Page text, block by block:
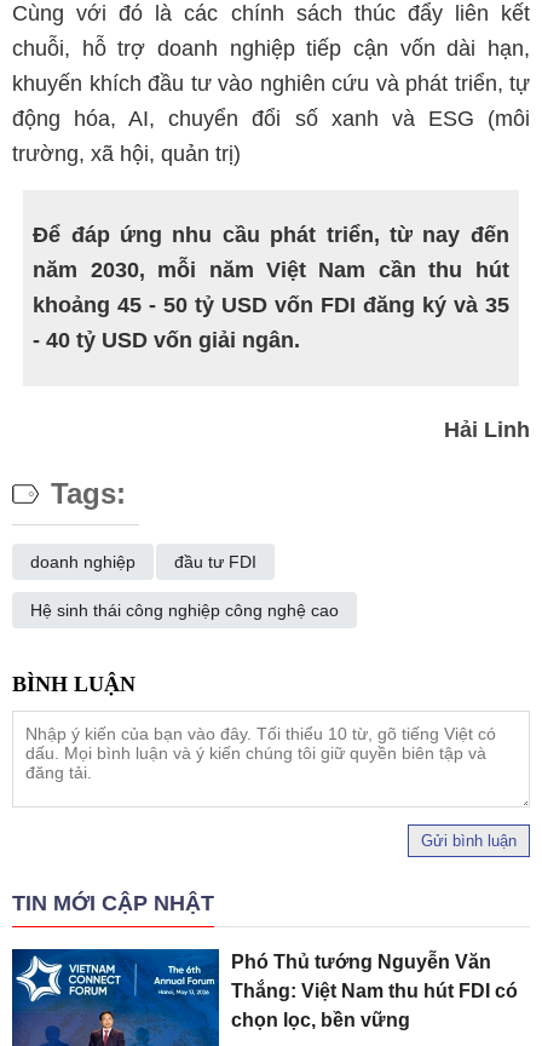
Cùng với đó là các chính sách thúc đẩy liên kết
chuỗi, hỗ trợ doanh nghiệp tiếp cận vốn dài hạn,
khuyến khích đầu tư vào nghiên cứu và phát triển, tự
động hóa, AI, chuyển đổi số xanh và ESG (môi
trường, xã hội, quản trị)
Để đáp ứng nhu cầu phát triển, từ nay đến
năm 2030, mỗi năm Việt Nam cần thu hút
khoảng 45 - 50 tỷ USD vốn FDI đăng ký và 35
- 40 tỷ USD vốn giải ngân.
Hải Linh
Tags:
doanh nghiệp đầu tư FDI
Hệ sinh thái công nghiệp công nghệ cao
Gửi bình luận
TIN MỚI CẬP NHẬT
Phó Thủ tướng Nguyễn Văn
Thắng: Việt Nam thu hút FDI có
chọn lọc, bền vững